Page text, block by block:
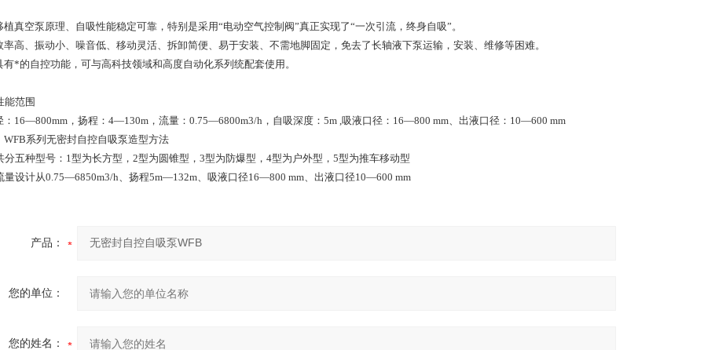
真空泵原理、自吸性能稳定可靠，特别是采用“电动空气控制阀”真正实现了“一次引流，终身自吸”。
高、振动小、噪音低、移动灵活、拆卸简便、易于安装、不需地脚固定，免去了长轴液下泵运输，安装、维修等困难。
*的自控功能，可与高科技领域和高度自动化系列统配套使用。
能范围
16—800mm，扬程：4—130m，流量：0.75—6800m3/h，自吸深度：5m ,吸液口径：16—800 mm、出液口径：10—600 mm
系列无密封自控自吸泵造型方法
分五种型号：1型为长方型，2型为圆锥型，3型为防爆型，4型为户外型，5型为推车移动型
量设计从0.75—6850m3/h、扬程5m—132m、吸液口径16—800 mm、出液口径10—600 mm
产品：
您的单位：
您的姓名：